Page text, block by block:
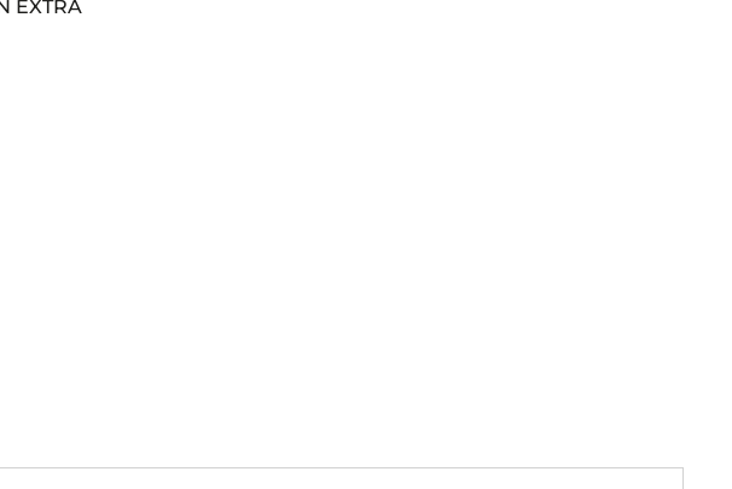
EXTRA